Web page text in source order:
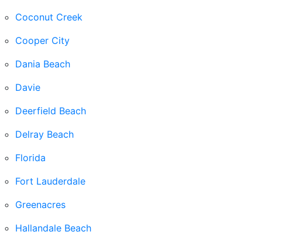
Coconut Creek
Cooper City
Dania Beach
Davie
Deerfield Beach
Delray Beach
Florida
Fort Lauderdale
Greenacres
Hallandale Beach